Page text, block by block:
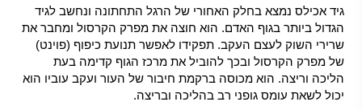
גיד אכילס נמצא בחלק האחורי של הרגל התחתונה ונחשב לגיד
הגדול ביותר בגוף האדם. הוא חוצה את מפרק הקרסול ומחבר את
שרירי השוק לעצם העקב. תפקידו לאפשר תנועת כיפוף (פוינט)
של מפרק הקרסול ובכך להוביל את מרכז הגוף קדימה בעת
הליכה וריצה. הוא מכוסה ברקמת חיבור של העור ועקב עוביו הוא
יכול לשאת עומס גופני רב בהליכה ובריצה.